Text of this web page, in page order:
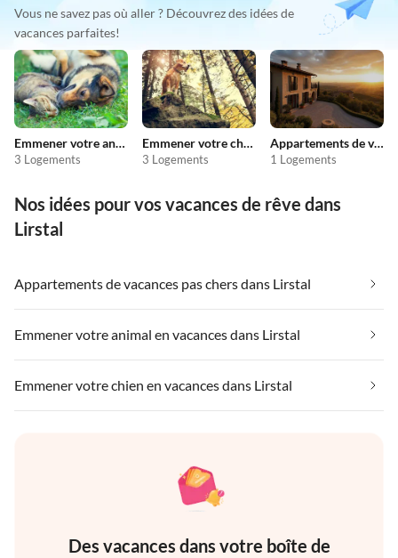
Vous ne savez pas où aller ? Découvrez des idées de
vacances parfaites!
Emmener votre animal en vacances
3 Logements
Emmener votre chien en vacances
3 Logements
Appartements de vacances pas chers
1 Logements
Nos idées pour vos vacances de rêve dans
Lirstal
Appartements de vacances pas chers dans Lirstal
Emmener votre animal en vacances dans Lirstal
Emmener votre chien en vacances dans Lirstal
Des vacances dans votre boîte de